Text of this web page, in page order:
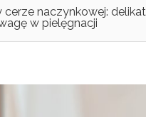
naczynkowej:
w pielęgnacji